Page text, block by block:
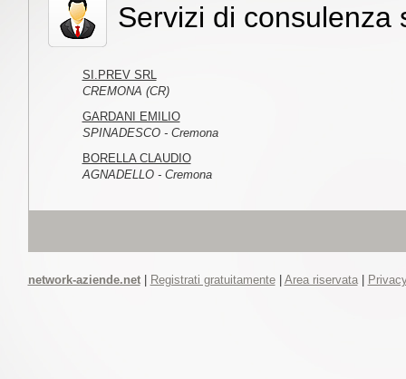
Servizi di consulenza
SI.PREV SRL
CREMONA (CR)
GARDANI EMILIO
SPINADESCO - Cremona
BORELLA CLAUDIO
AGNADELLO - Cremona
network-aziende.net| Registrati gratuitamente| Area riservata|